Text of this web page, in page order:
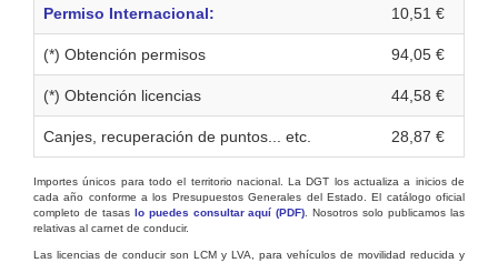
Permiso Internacional: 10,51 €
(*) Obtención permisos 94,05 €
(*) Obtención licencias 44,58 €
Canjes, recuperación de puntos... etc. 28,87 €
Importes únicos para todo el territorio nacional. La DGT los actualiza a inicios de
cada año conforme a los Presupuestos Generales del Estado. El catálogo oficial
completo de tasas lo puedes consultar aquí (PDF) . Nosotros solo publicamos las
relativas al carnet de conducir.
Las licencias de conducir son LCM y LVA, para vehículos de movilidad reducida y